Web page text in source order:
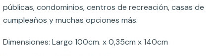
públicas, condominios, centros de recreación, casas de
cumpleaños y muchas opciones más.
Dimensiones: Largo 100cm. x 0,35cm x 140cm